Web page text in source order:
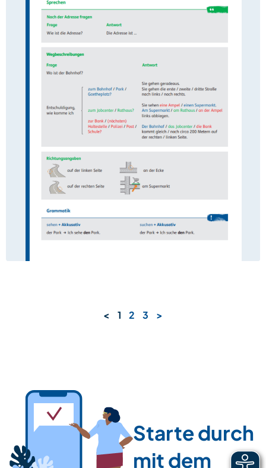
< 1 2 3 >
Starte durch
mit dem